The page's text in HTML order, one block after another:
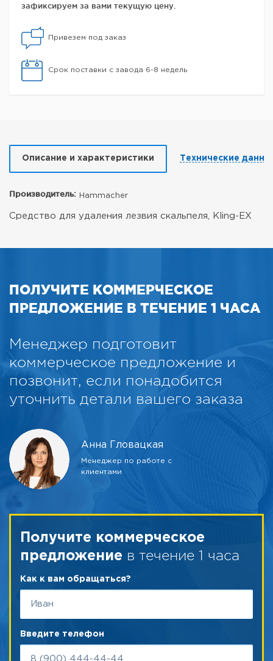
зафиксируем за вами текущую цену.
Привезем под заказ
Срок поставки с завода 6-8 недель
Описание и характеристики Технические
Производитель: Hammacher
Средство для удаления лезвия скальпеля, Kling-EX
ПОЛУЧИТЕ КОММЕРЧЕСКОЕ
ПРЕДЛОЖЕНИЕ В ТЕЧЕНИЕ 1 ЧАСА
Менеджер подготовит
коммерческое предложение и
позвонит, если понадобится
уточнить детали вашего заказа
Анна Гловацкая
Менеджер по работе с
клиентами
Получите коммерческое
предложение в течение 1 часа
Как к вам обращаться?
Введите телефон